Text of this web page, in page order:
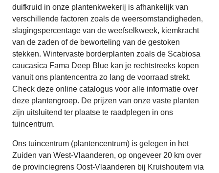
duifkruid in onze plantenkwekerij is afhankelijk van
verschillende factoren zoals de weersomstandigheden,
slagingspercentage van de weefselkweek, kiemkracht
van de zaden of de beworteling van de gestoken
stekken. Wintervaste borderplanten zoals de Scabiosa
caucasica Fama Deep Blue kan je rechtstreeks kopen
vanuit ons plantencentra zo lang de voorraad strekt.
Check deze online catalogus voor alle informatie over
deze plantengroep. De prijzen van onze vaste planten
zijn uitsluitend ter plaatse te raadplegen in ons
tuincentrum.
Ons tuincentrum (plantencentrum) is gelegen in het
Zuiden van West-Vlaanderen, op ongeveer 20 km over
de provinciegrens Oost-Vlaanderen bij Kruishoutem via